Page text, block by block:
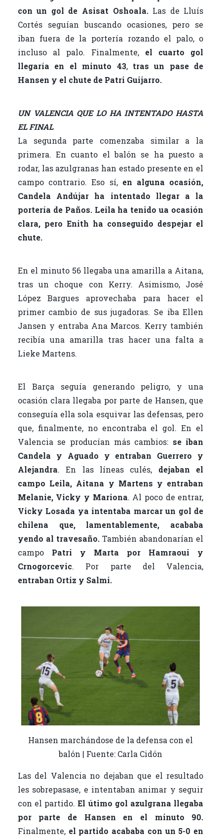
con un gol de Asisat Oshoala.Las de Lluís
Cortés seguían buscando ocasiones, pero se
iban fuera de la portería rozando el palo, o
incluso al palo. Finalmente, el cuarto gol
llegaría en el minuto 43, tras un pase de
Hansen y el chute de Patri Guijarro.
UN VALENCIA QUE LO HA INTENTADO HASTA
EL FINAL
La segunda parte comenzaba similar a la
primera. En cuanto el balón se ha puesto a
rodar, las azulgranas han estado presente en el
campo contrario. Eso sí, en alguna ocasión,
Candela Andújar ha intentado llegar a la
portería de Paños. Leila ha tenido ua ocasión
clara, pero Enith ha conseguido despejar el
chute.
En el minuto 56 llegaba una amarilla a Aitana,
tras un choque con Kerry. Asimismo, José
López Bargues aprovechaba para hacer el
primer cambio de sus jugadoras. Se iba Ellen
Jansen y entraba Ana Marcos. Kerry también
recibía una amarilla tras hacer una falta a
Lieke Martens.
El Barça seguía generando peligro, y una
ocasión clara llegaba por parte de Hansen, que
conseguía ella sola esquivar las defensas, pero
que, finalmente, no encontraba el gol. En el
Valencia se producían más cambios: se iban
Candela y Aguado y entraban Guerrero y
Alejandra. En las líneas culés, dejaban el
campo Leila, Aitana y Martens y entraban
Melanie, Vicky y Mariona. Al poco de entrar,
Vicky Losada ya intentaba marcar un gol de
chilena que, lamentablemente, acababa
yendo al travesaño.También abandonarían el
campo Patri y Marta por Hamraoui y
Crnogorcevic. Por parte del Valencia,
entraban Ortiz y Salmi.
Hansen marchándose de la defensa con el
balón | Fuente: Carla Cidón
Las del Valencia no dejaban que el resultado
les sobrepasase, e intentaban animar y seguir
con el partido.El útimo gol azulgrana llegaba
por parte de Hansen en el minuto 90.
Finalmente, el partido acababa con un 5-0 en